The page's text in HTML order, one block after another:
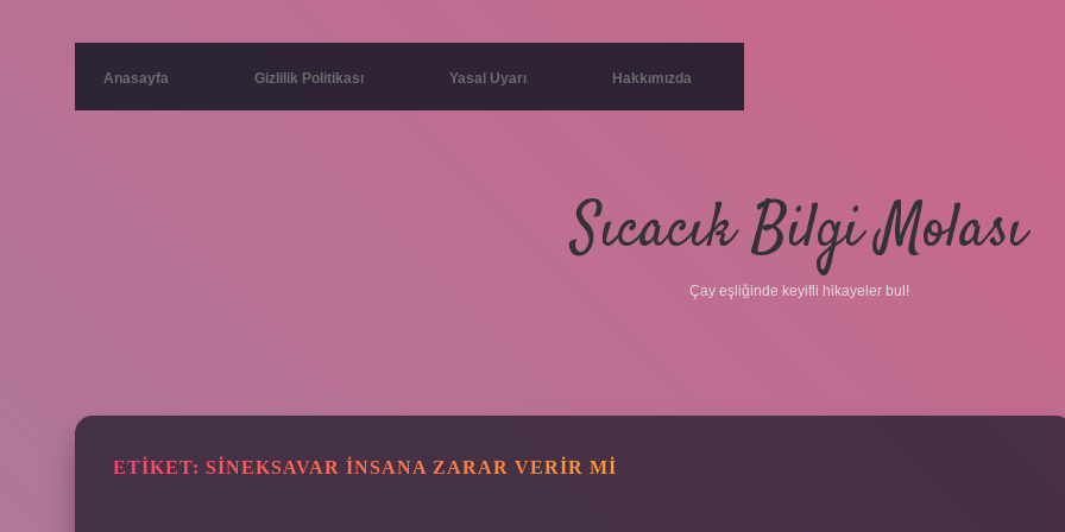
Anasayfa Gizlilik Politikası Yasal Uyarı Hakkımızda
Sıcacık Bilgi Molası
Çay eşliğinde keyifli hikayeler bul!
ETIKET: SINEKSAVAR INSANA ZARAR VERIR MI